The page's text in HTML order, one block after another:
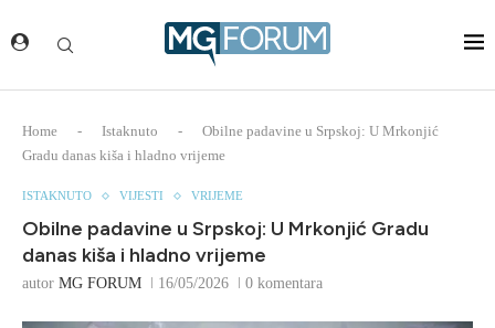
Home - Istaknuto -
Obilne padavine u Srpskoj: U Mrkonjić
Gradu danas kiša i hladno vrijeme
ISTAKNUTO VIJESTI VRIJEME
Obilne padavine u Srpskoj: U Mrkonjić Gradu
danas kiša i hladno vrijeme
autor MG FORUM 16/05/2026 0 komentara